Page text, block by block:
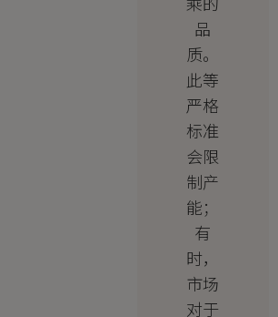
品
质。
此等
严格
标准
会限
制产
能；
有
时，
市场
对于